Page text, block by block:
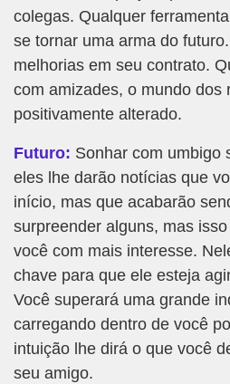
colegas. Qualquer
se tornar uma arma do
melhorias em seu contrato.
com amizades, o mundo dos
positivamente alterado.
Futuro: Sonhar com umbigo
eles lhe darão notícias que
início, mas que acabarão
surpreender alguns, mas
você com mais interesse.
chave para que ele esteja
Você superará uma grande
carregando dentro de você
intuição lhe dirá o que você
seu amigo.